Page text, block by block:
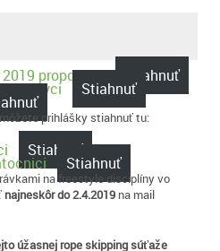
2019 propozicie Stiahnuť
Stiahnuť
prihlášky stiahnuť tu:
Stiahnuť
Stiahnuť
na freestyle disciplíny vo
najneskôr do 2.4.2019 na mail
úžasnej rope skipping súťaže